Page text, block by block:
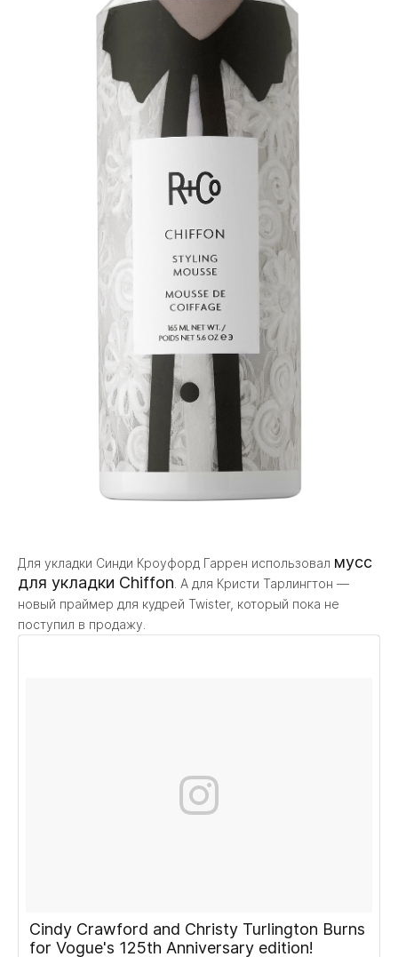
Для укладки Синди Кроуфорд Гаррен использовал мусс
для укладки Chiffon . А для Кристи Тарлингтон —
новый праймер для кудрей Twister, который пока не
поступил в продажу.
Cindy Crawford and Christy Turlington Burns
for Vogue's 125th Anniversary edition!